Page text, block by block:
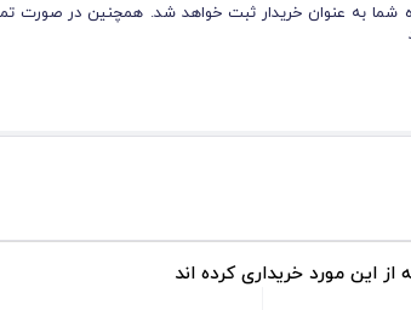
شما به عنوان خریدار ثبت خواهد شد. همچنین در صورت
از این مورد خریداری کرده اند